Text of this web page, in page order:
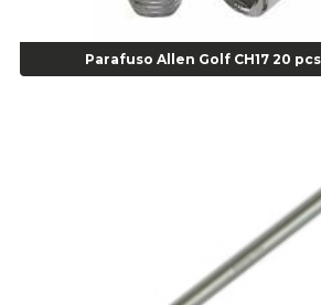
Alicate Corte Lateral Força Dupla - Cod 03105
Alicate de Corte Diagonal - cod 02138
Alicate de Pressão Corneta (Cód. 01780)
Alicate para Abracadeira 3/16" x 1.3/16" 29840
Alicate para Anéis Externos Bico Reto -
Alicate para Anéis Externos com Bico Curvo -
Alicate para Anéis Internos Bico Curvo -
Alicate para Anéis Tipo Trava Câmbio 8134
Alicate para Balanceamento - Cod 03078
Alicate para trava de cambio 398 11" - Corneta
Parafuso Allen Golf CH17 20